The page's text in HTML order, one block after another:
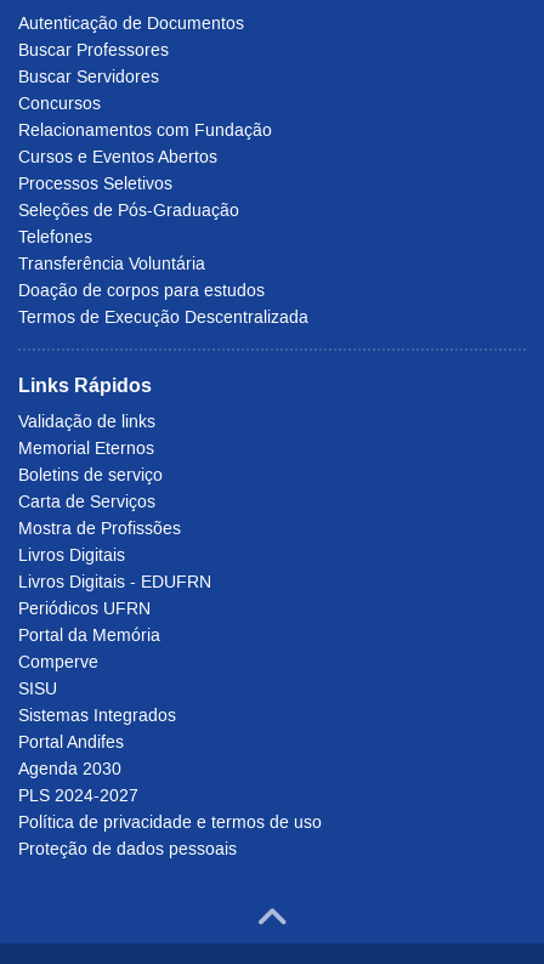
Autenticação de Documentos
Buscar Professores
Buscar Servidores
Concursos
Relacionamentos com Fundação
Cursos e Eventos Abertos
Processos Seletivos
Seleções de Pós-Graduação
Telefones
Transferência Voluntária
Doação de corpos para estudos
Termos de Execução Descentralizada
Links Rápidos
Validação de links
Memorial Eternos
Boletins de serviço
Carta de Serviços
Mostra de Profissões
Livros Digitais
Livros Digitais - EDUFRN
Periódicos UFRN
Portal da Memória
Comperve
SISU
Sistemas Integrados
Portal Andifes
Agenda 2030
PLS 2024-2027
Política de privacidade e termos de uso
Proteção de dados pessoais
Ir para o